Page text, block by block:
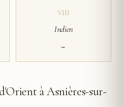
VIII
Indien
→
à Asnières-sur-